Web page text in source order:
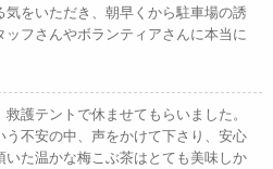
をいただき、朝早くから駐車場の誘
フさんやボランティアさんに本当に
護テントで休ませてもらいました。
う不安の中、声をかけて下さり、安心
いた温かな梅こぶ茶はとても美味しか